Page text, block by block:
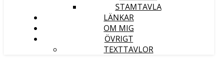
STAMTAVLA
LÄNKAR
OM MIG
ÖVRIGT
TEXTTAVLOR